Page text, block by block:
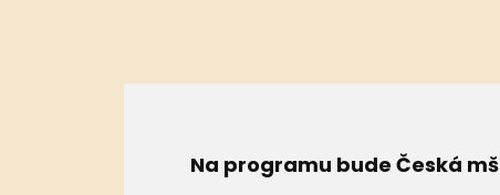
Na programu bude Česká